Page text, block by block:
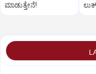
ಮಾಡುತ್ತೇನೆ!